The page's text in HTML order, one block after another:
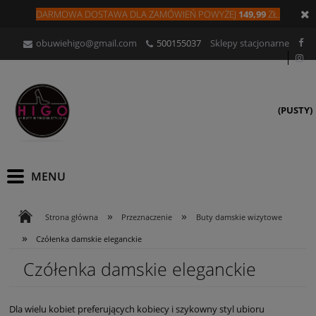
DARMOWA DOSTAWA DLAZAMÓWIEŃ POWYŻEJ 149,99ZŁ.
obuwiehigo@gmail.com 500155037 Sklepy stacjonarne
(PUSTY)
Strona główna » Przeznaczenie » Buty damskie wizytowe
» Czółenka damskie eleganckie
Czółenka damskie eleganckie
Dla wielu kobiet preferujących kobiecy i szykowny styl ubioru